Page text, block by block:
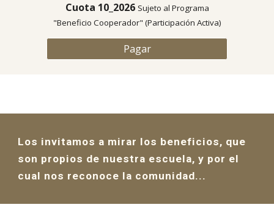
Cuota 10_2026 Sujeto al Programa
"Beneficio Cooperador" (Participación Activa)
Pagar
Los invitamos a mirar los beneficios, que
son propios de nuestra escuela, y por el
cual nos reconoce la comunidad...